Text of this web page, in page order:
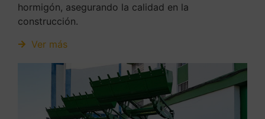
hormigón, asegurando la calidad en la
construcción.
Ver más